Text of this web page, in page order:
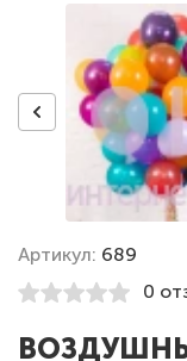
Артикул: 689
0